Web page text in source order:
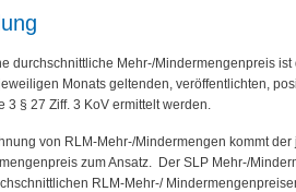
durchschnittliche Mehr-/Mindermengenpreis
Monats geltenden, veröffentlichten,
3 § 27 Ziff. 3 KoV ermittelt werden.
von RLM-Mehr-/Mindermengen kommt
zum Ansatz. Der SLP Mehr-/
RLM-Mehr-/